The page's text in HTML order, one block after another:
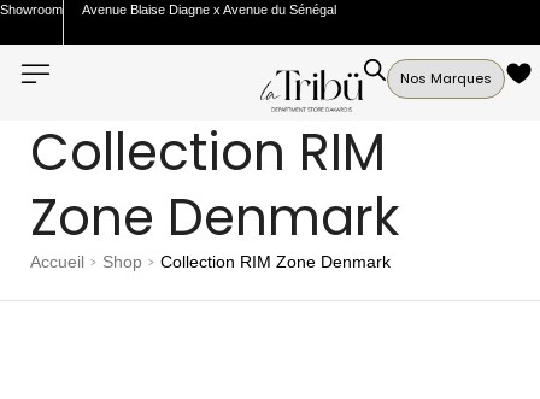
Showroom Avenue Blaise Diagne x Avenue du Sénégal
Nos Marques
Collection RIM
Zone Denmark
Accueil > Shop > Collection RIM Zone Denmark